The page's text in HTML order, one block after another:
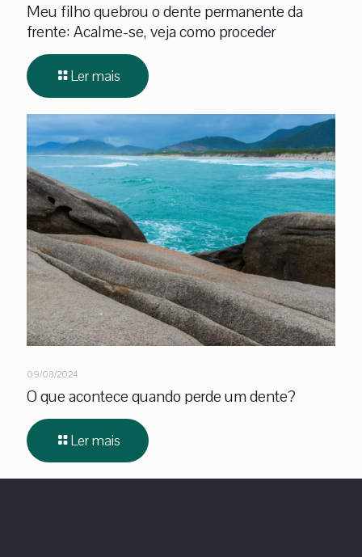
Meu filho quebrou o dente permanente da
frente: Acalme-se, veja como proceder
Ler mais
09/08/2024
O que acontece quando perde um dente?
Ler mais